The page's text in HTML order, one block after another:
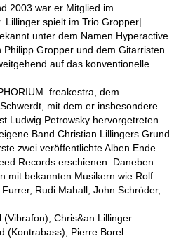
2003 war er Mitglied im
Lillinger spielt im Trio Gropper|
unter dem Namen Hyperactive
Philipp Gropper und dem Gitarristen
auf das konventionelle
dem
mit dem er insbesondere
Ludwig Petrowsky hervorgetreten
Band Christian Lillingers Grund
zwei veröffentlichte Alben Ende
Records erschienen. Daneben
mit bekannten Musikern wie Rolf
Rudi Mahall, John Schröder,
Chris&an Lillinger
(Kontrabass), Pierre Borel